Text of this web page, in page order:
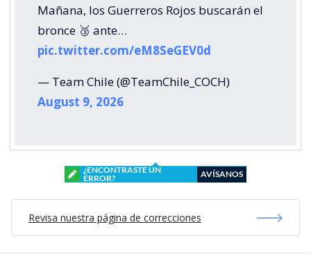
Mañana, los Guerreros Rojos buscarán el
bronce 🥉 ante…
pic.twitter.com/eM8SeGEV0d
— Team Chile (@TeamChile_COCH)
August 9, 2026
¿ENCONTRASTE UN
ERROR?
AVÍSANOS
Revisa nuestra página de correcciones